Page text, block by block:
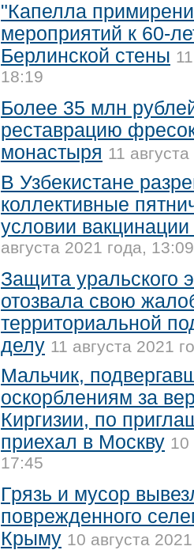
"Капелла
мероприятий к 60-
Берлинской стены
18:19
Более 35 млн
реставрацию
монастыря 11
В Узбекистане
коллективные
условии
августа 2021 года, 13:09
Защита уральского
отозвала свою
территориальной
делу 11 августа 2021
Мальчик,
оскорблениям за
Киргизии, по
приехал в Москву 10
17:45
Грязь и мусор
поврежденного
Крыму 10 августа